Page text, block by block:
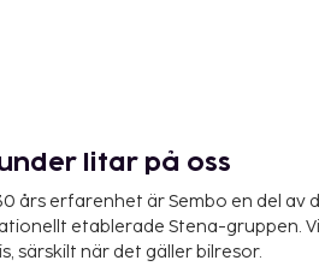
litar på oss
års erfarenhet är Sembo en del av
etablerade Stena-gruppen.
särskilt när det gäller bilresor.